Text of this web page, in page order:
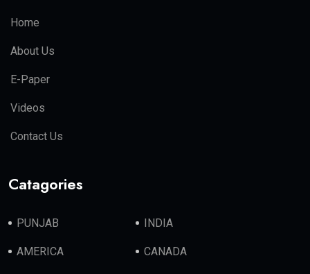
Home
About Us
E-Paper
Videos
Contact Us
Catagories
PUNJAB INDIA
AMERICA CANADA